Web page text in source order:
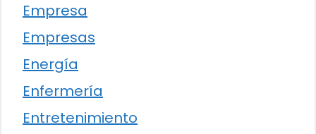
Empresa
Empresas
Energía
Enfermería
Entretenimiento